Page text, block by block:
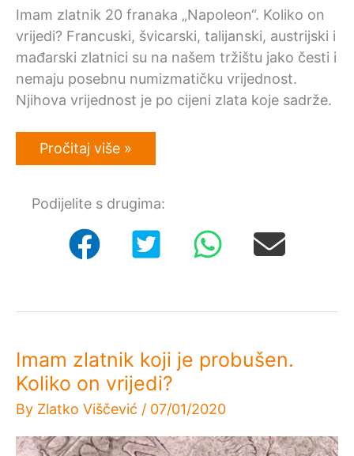
Imam zlatnik 20 franaka „Napoleon“. Koliko on
vrijedi? Francuski, švicarski, talijanski, austrijski i
mađarski zlatnici su na našem tržištu jako česti i
nemaju posebnu numizmatičku vrijednost.
Njihova vrijednost je po cijeni zlata koje sadrže.
Imam
zlatnik
„Napoleon“.
vrijedi?
Pročitaj više »
Podijelite s drugima:
Imam zlatnik koji je probušen.
Koliko on vrijedi?
By Zlatko Viščević / 07/01/2020